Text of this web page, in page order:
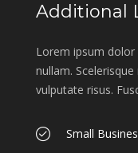
Additional
Lorem ipsum
nullam.
vulputate risus.
Small